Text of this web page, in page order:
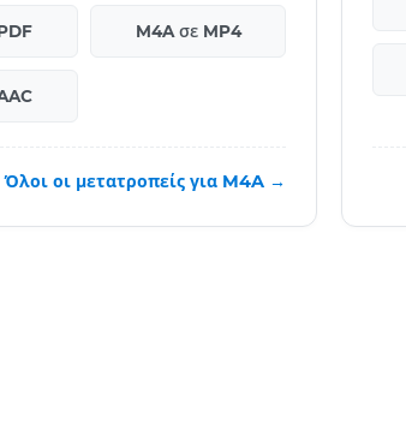
M4A σε MP4
Όλοι οι μετατροπείς για M4A →